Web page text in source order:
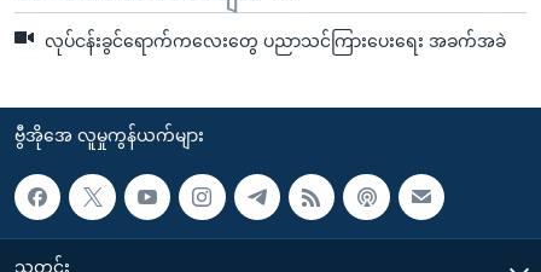
လုပ်ငန်းခွင်ရောက်ကလေးတွေ ပညာသင်ကြားပေးရေး အခက်အခဲ
ဗွီအိုအေ လူမှုကွန်ယက်များ
သတင်း